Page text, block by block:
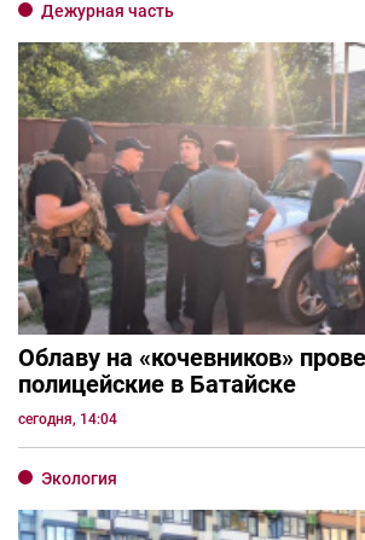
Дежурная часть
Облаву на «кочевников»
полицейские в Батайске
сегодня, 14:04
Экология